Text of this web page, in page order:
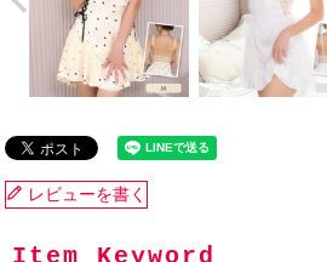
レビューを書く